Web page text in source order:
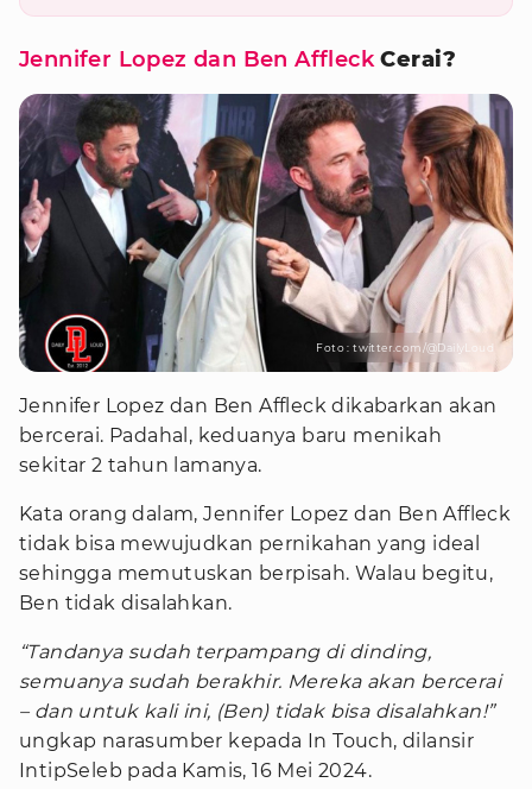
Jennifer Lopez dan Ben AffleckCerai?
Foto : twitter.com/@DailyLoud
Jennifer Lopez dan Ben Affleck dikabarkan akan
bercerai. Padahal, keduanya baru menikah
sekitar 2 tahun lamanya.
Kata orang dalam, Jennifer Lopez dan Ben Affleck
tidak bisa mewujudkan pernikahan yang ideal
sehingga memutuskan berpisah. Walau begitu,
Ben tidak disalahkan.
“Tandanya sudah terpampang di dinding,
semuanya sudah berakhir. Mereka akan bercerai
– dan untuk kali ini, (Ben) tidak bisa disalahkan!”
ungkap narasumber kepada In Touch, dilansir
IntipSeleb pada Kamis, 16 Mei 2024.